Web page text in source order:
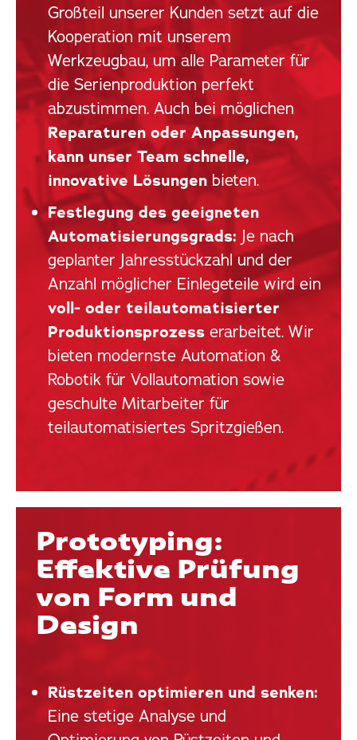
Großteil unserer Kunden setzt auf die
Kooperation mit unserem
Werkzeugbau, um alle Parameter für
die Serienproduktion perfekt
abzustimmen. Auch bei möglichen
Reparaturen oder Anpassungen,
kann unser Team schnelle,
innovative Lösungen bieten.
Festlegung des geeigneten
Automatisierungsgrads: Je nach
geplanter Jahresstückzahl und der
Anzahl möglicher Einlegeteile wird ein
voll- oder teilautomatisierter
Produktionsprozess erarbeitet. Wir
bieten modernste Automation &
Robotik für Vollautomation sowie
geschulte Mitarbeiter für
teilautomatisiertes Spritzgießen.
Prototyping:
Effektive Prüfung
von Form und
Design
Rüstzeiten optimieren und senken:
Eine stetige Analyse und